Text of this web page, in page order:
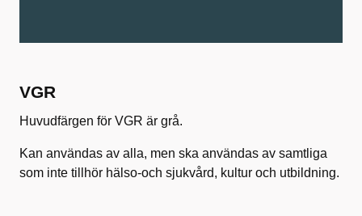
VGR
Huvudfärgen för VGR är grå.
Kan användas av alla, men ska användas av samtliga
som inte tillhör hälso-och sjukvård, kultur och utbildning.